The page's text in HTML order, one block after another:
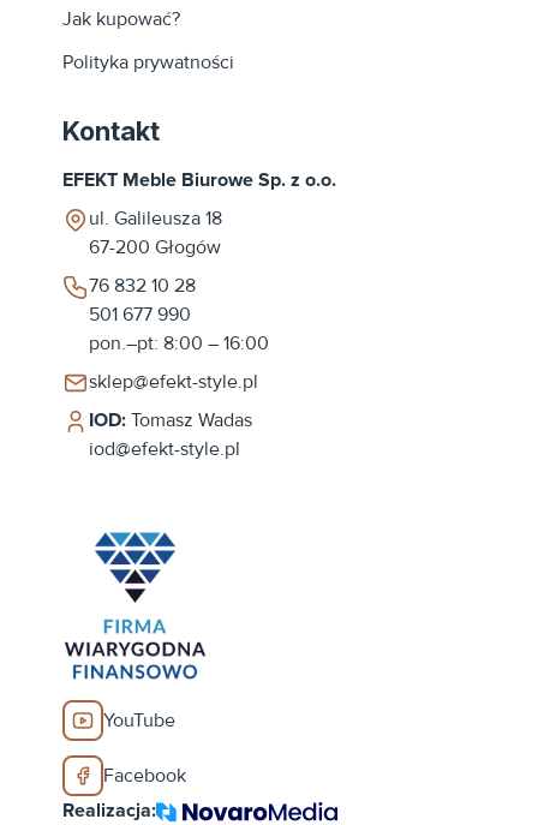
Jak kupować?
Polityka prywatności
Kontakt
EFEKT Meble Biurowe Sp. z o.o.
ul. Galileusza 18
67-200 Głogów
76 832 10 28
501 677 990
pon.–pt: 8:00 – 16:00
sklep@efekt-style.pl
IOD: Tomasz Wadas
iod@efekt-style.pl
YouTube
Facebook
Realizacja: